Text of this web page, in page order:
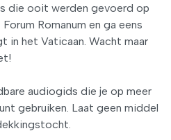
die ooit werden gevoerd op
Romanum en ga eens
in het Vaticaan. Wacht maar
audiogids die je op meer
gebruiken. Laat geen middel